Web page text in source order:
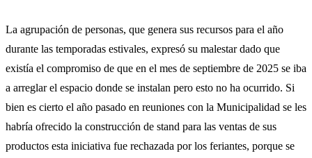
La agrupación de personas, que genera sus recursos para el año
durante las temporadas estivales, expresó su malestar dado que
existía el compromiso de que en el mes de septiembre de 2025 se iba
a arreglar el espacio donde se instalan pero esto no ha ocurrido. Si
bien es cierto el año pasado en reuniones con la Municipalidad se les
habría ofrecido la construcción de stand para las ventas de sus
productos esta iniciativa fue rechazada por los feriantes, porque se